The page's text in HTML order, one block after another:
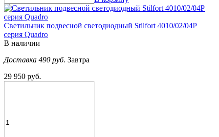
Светильник подвесной светодиодный Stilfort 4010/02/04P
серия Quadro
В наличии
Доставка 490 руб. Завтра
29 950 руб.